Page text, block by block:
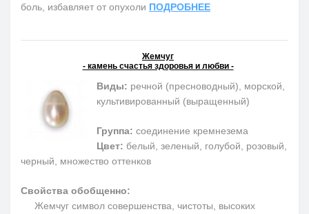
боль, избавляет от опухоли ПОДРОБНЕЕ
Жемчуг
- камень счастья здоровья и любви -
Виды: речной (пресноводный), морской,
культивированный (выращенный)
Группа: соединение кремнезема
Цвет: белый, зеленый, голубой, розовый,
черный, множество оттенков
Свойства обобщенно:
Жемчуг символ совершенства, чистоты, высоких